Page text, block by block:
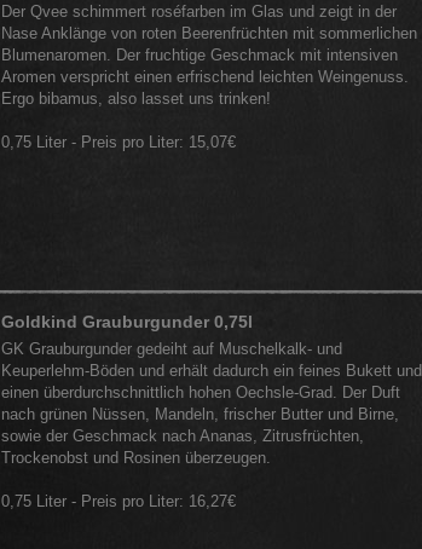
Der Qvee schimmert roséfarben im Glas und zeigt in der
Nase Anklänge von roten Beerenfrüchten mit sommerlichen
Blumenaromen. Der fruchtige Geschmack mit intensiven
Aromen verspricht einen erfrischend leichten Weingenuss.
Ergo bibamus, also lasset uns trinken!
0,75 Liter - Preis pro Liter: 15,07€
Goldkind Grauburgunder 0,75l
GK Grauburgunder gedeiht auf Muschelkalk- und
Keuperlehm-Böden und erhält dadurch ein feines Bukett und
einen überdurchschnittlich hohen Oechsle-Grad. Der Duft
nach grünen Nüssen, Mandeln, frischer Butter und Birne,
sowie der Geschmack nach Ananas, Zitrusfrüchten,
Trockenobst und Rosinen überzeugen.
0,75 Liter - Preis pro Liter: 16,27€